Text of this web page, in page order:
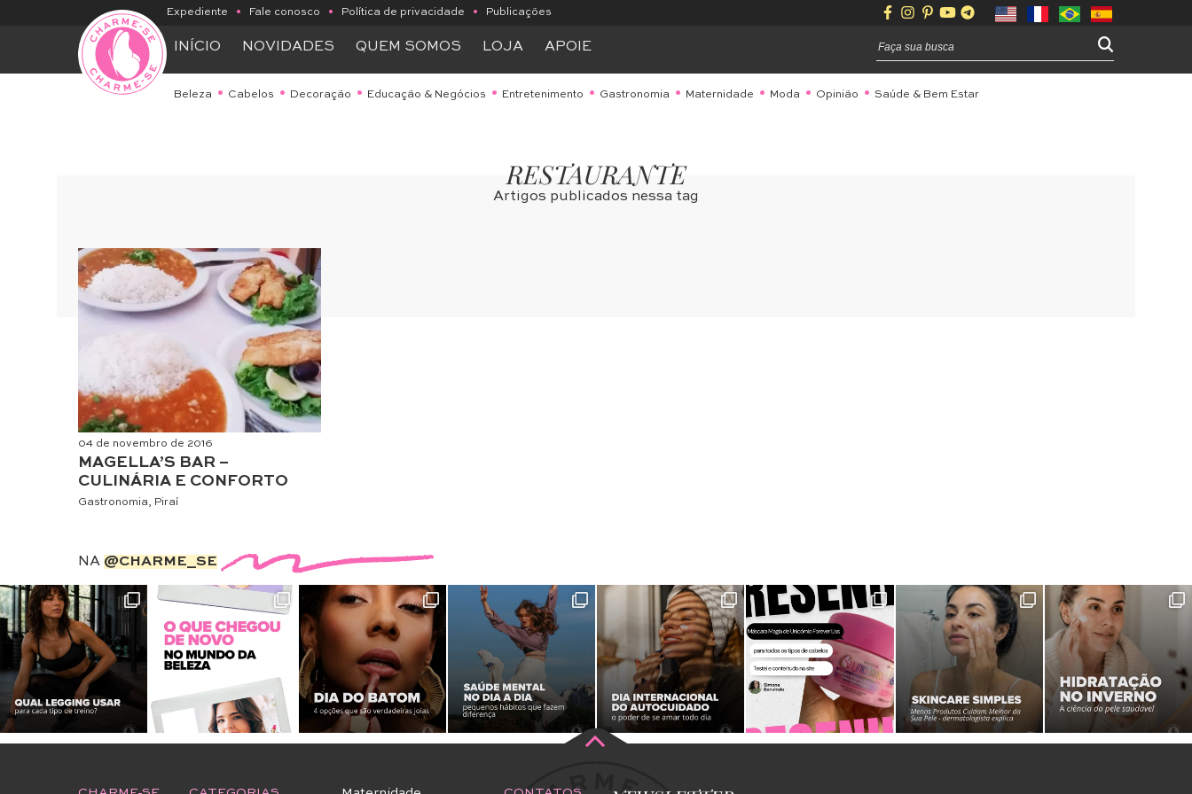
Expediente • Fale conosco • Política de privacidade • Publicações
INÍCIO NOVIDADES QUEM SOMOS LOJA APOIE
Beleza Cabelos Decoração Educação & Negócios Entretenimento Gastronomia Maternidade Moda Opinião Saúde & Bem Estar
RESTAURANTE
Artigos publicados nessa tag
04 de novembro de 2016
MAGELLA’S BAR –
CULINÁRIA E CONFORTO
Gastronomia, Piraí
NA @CHARME_SE